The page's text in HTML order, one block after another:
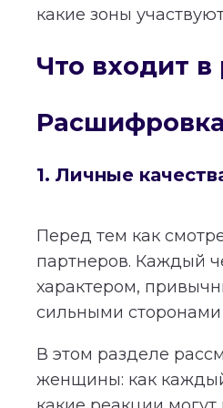
какие зоны
Что входит
1. Личные
Перед тем как
партнеров. Каждый
характером,
сильными
В этом разделе
женщины: как